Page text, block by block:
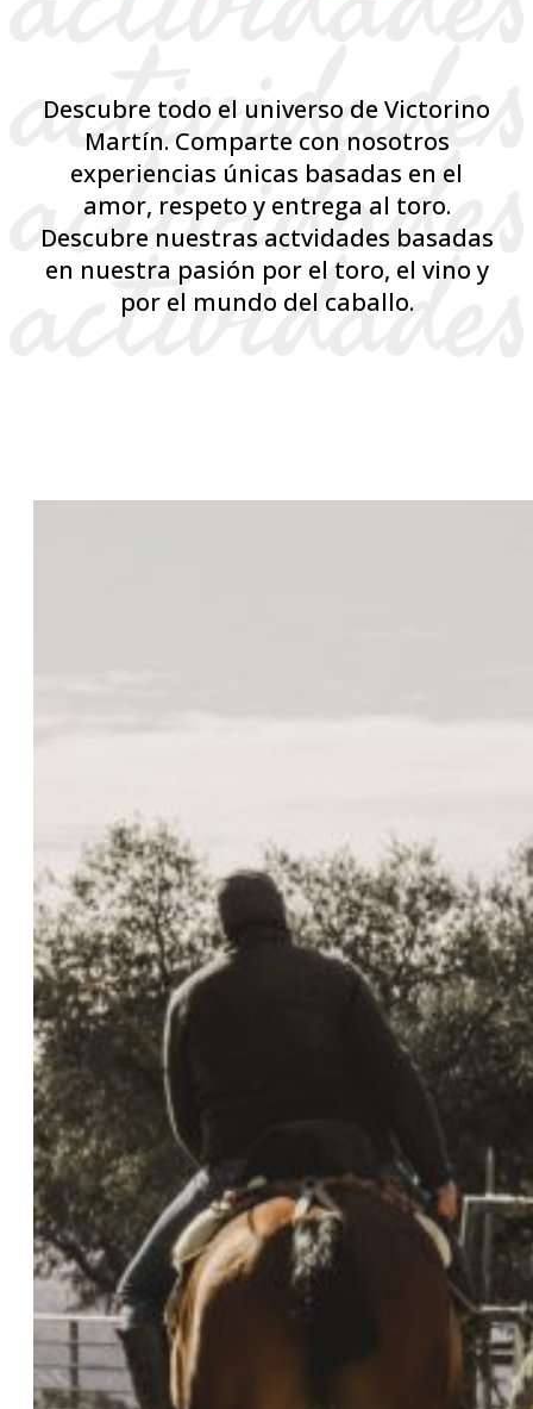
Descubre todo el universo de Victorino
Martín. Comparte con nosotros
experiencias únicas basadas en el
amor, respeto y entrega al toro.
Descubre nuestras actvidades basadas
en nuestra pasión por el toro, el vino y
por el mundo del caballo.